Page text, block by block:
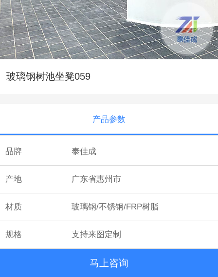
玻璃钢树池坐凳059
产品参数
品牌 泰佳成
产地 广东省惠州市
材质 玻璃钢/不锈钢/FRP树脂
规格 支持来图定制
多种颜色可选
马上咨询